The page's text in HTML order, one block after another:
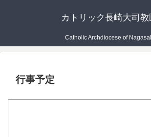
カトリック長崎大司教
Catholic Archdiocese of
行事予定